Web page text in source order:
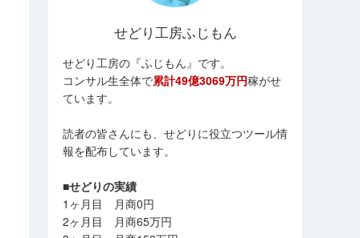
せどり工房ふじもん
せどり工房の『ふじもん』です。
コンサル生全体で累計49億3069万円稼がせ
ています。
読者の皆さんにも、せどりに役立つツール情
報を配布しています。
■せどりの実績
1ヶ月目 月商0円
2ヶ月目 月商65万円